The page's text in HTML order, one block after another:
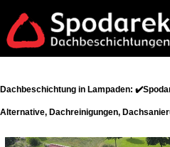
Dachbeschichtung in Lampaden:
Alternative, Dachreinigungen,